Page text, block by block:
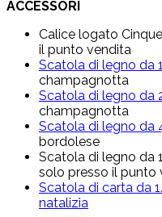
ACCESSORI
Calice logato
il punto vendita
Scatola di legno da
champagnotta
Scatola di legno da
champagnotta
Scatola di legno da
bordolese
Scatola di legno da
solo presso il punto
Scatola di carta da
natalizia